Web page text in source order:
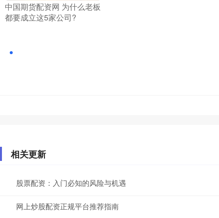
​中国期货配资网 为什么老板
都要成立这5家公司?
相关更新
股票配资：入门必知的风险与机遇
网上炒股配资正规平台推荐指南